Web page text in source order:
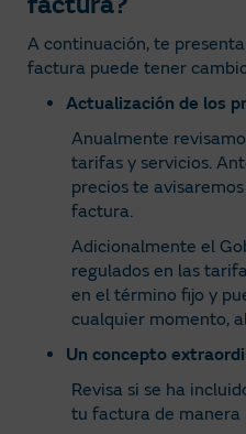
A continuación, te
factura puede tener
Actualización de los
Anualmente
tarifas y servicios.
precios te
factura.
Adicionalmente el
regulados en las
en el término fijo y
cualquier momento,
Un concepto
Revisa si se ha
tu factura de manera